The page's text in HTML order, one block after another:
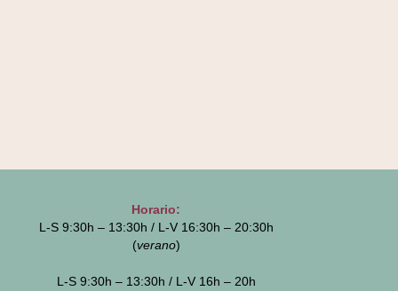
Horario:
L-S 9:30h – 13:30h / L-V 16:30h – 20:30h
(verano)
L-S 9:30h – 13:30h / L-V 16h – 20h